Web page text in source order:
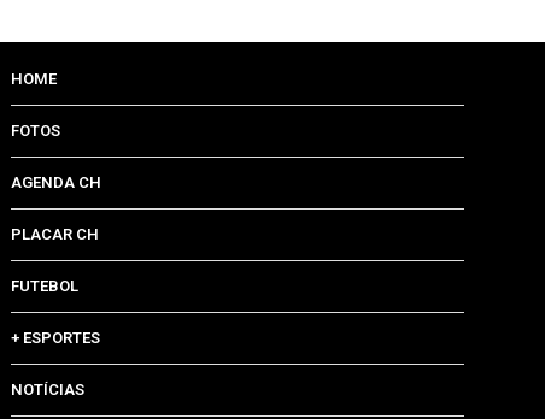
HOME
FOTOS
AGENDA CH
PLACAR CH
FUTEBOL
+ ESPORTES
NOTÍCIAS